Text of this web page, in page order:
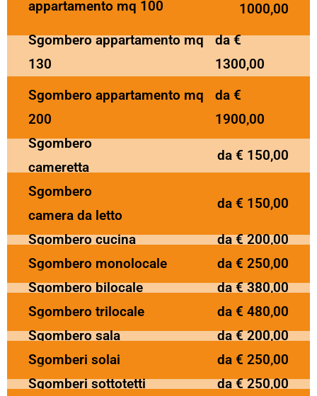
appartamento mq 100
1000,00
Sgombero appartamento mq
130
da €
1300,00
Sgombero appartamento mq
200
da €
1900,00
Sgombero
cameretta
da € 150,00
Sgombero
camera da letto
da € 150,00
Sgombero cucina
da € 200,00
Sgombero monolocale
da € 250,00
Sgombero bilocale
da € 380,00
Sgombero trilocale
da € 480,00
Sgombero sala
da € 200,00
Sgomberi solai
da € 250,00
Sgomberi sottotetti
da € 250,00